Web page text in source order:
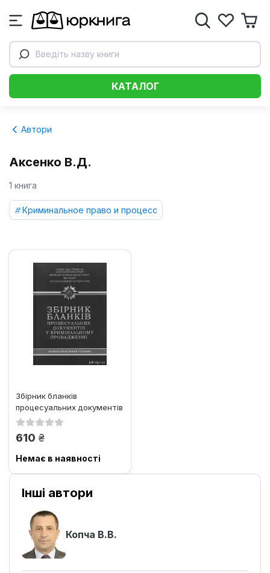
Введіть назву книги
КАТАЛОГ
Автори
Аксенко В.Д.
1 книга
Криминальное право и процесс
Збірник бланків
процесуальних документів
у кримінальному
610 грн.
Немає в наявності
Інші автори
Копча В.В.